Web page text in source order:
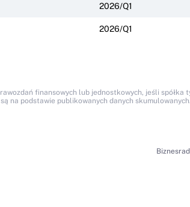
2026/Q1
2026/Q1
finansowych lub jednostkowych, jeśli spółka
na podstawie publikowanych danych skumulowanych.